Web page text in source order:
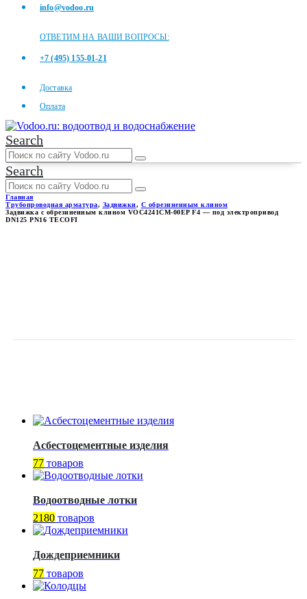
info@vodoo.ru
ОТВЕТИМ НА ВАШИ ВОПРОСЫ:
+7 (495) 155-01-21
Доставка
Оплата
Search
Search
Главная
Трубопроводная арматура, Задвижки, С обрезиненным клином
Задвижка с обрезиненным клином VOC4241CM-00EP F4 — под электропривод
DN125 PN16 TECOFI
Асбестоцементные изделия
77 товаров
Водоотводные лотки
2180 товаров
Дождеприемники
77 товаров